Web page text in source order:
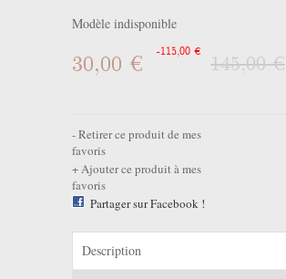
Modèle indisponible
30,00 € -115,00 €
145,00 €
Retirer ce produit de mes
favoris
Ajouter ce produit à mes
favoris
Partager sur Facebook !
Description